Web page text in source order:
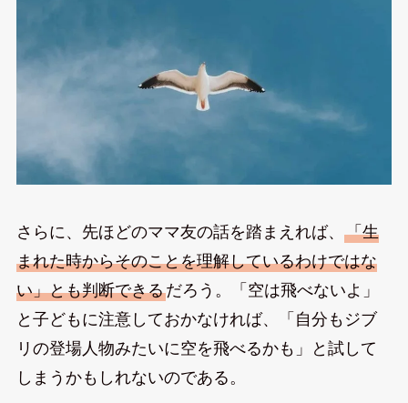
さらに、先ほどのママ友の話を踏まえれば、 「生
まれた時からそのことを理解しているわけではな
い」とも判断できるだろう。「空は飛べないよ」
と子どもに注意しておかなければ、「自分もジブ
リの登場人物みたいに空を飛べるかも」と試して
しまうかもしれないのである。